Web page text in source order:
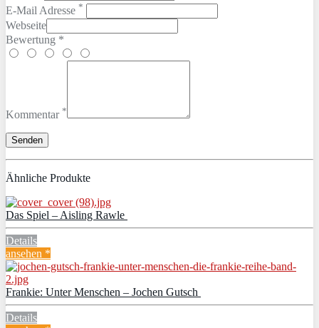
E-Mail Adresse *
Webseite
Bewertung *
Kommentar *
Ähnliche Produkte
Das Spiel – Aisling Rawle
Details
ansehen *
Frankie: Unter Menschen – Jochen Gutsch
Details